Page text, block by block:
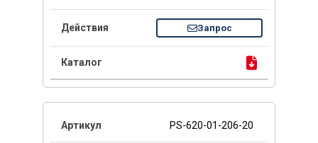
Запрос
PS-620-01-206-20